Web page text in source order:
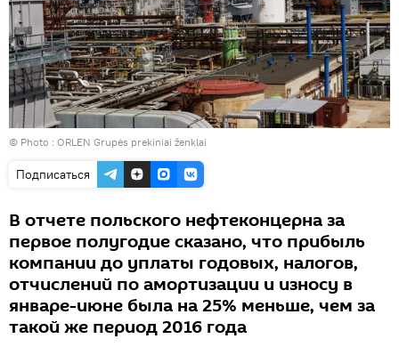
© Photo : ORLEN Grupės prekiniai ženklai
Подписаться
В отчете польского нефтеконцерна за
первое полугодие сказано, что прибыль
компании до уплаты годовых, налогов,
отчислений по амортизации и износу в
январе-июне была на 25% меньше, чем за
такой же период 2016 года